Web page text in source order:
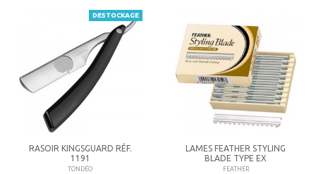
DESTOCKAGE
RASOIR KINGSGUARD RÉF.
1191
TONDÉO
LAMES FEATHER STYLING
BLADE TYPE EX
FEATHER